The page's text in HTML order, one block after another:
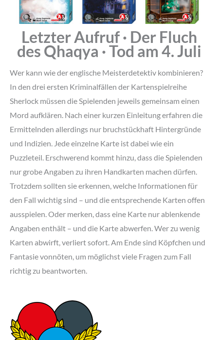
Letzter Aufruf · Der Fluch
des Qhaqya · Tod am 4. Juli
Wer kann wie der englische Meisterdetektiv kombinieren?
In den drei ersten Kriminalfällen der Kartenspielreihe
Sherlock müssen die Spielenden jeweils gemeinsam einen
Mord aufklären. Nach einer kurzen Einleitung erfahren die
Ermittelnden allerdings nur bruchstückhaft Hintergründe
und Indizien. Jede einzelne Karte ist dabei wie ein
Puzzleteil. Erschwerend kommt hinzu, dass die Spielenden
nur grobe Angaben zu ihren Handkarten machen dürfen.
Trotzdem sollten sie erkennen, welche Informationen für
den Fall wichtig sind – und die entsprechende Karten offen
ausspielen. Oder merken, dass eine Karte nur ablenkende
Angaben enthält – und die Karte abwerfen. Wer zu wenig
Karten abwirft, verliert sofort. Am Ende sind Köpfchen und
Fantasie vonnöten, um möglichst viele Fragen zum Fall
richtig zu beantworten.